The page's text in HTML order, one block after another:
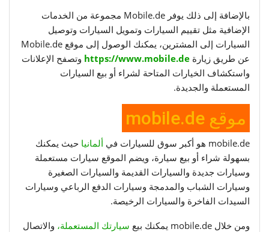
بالإضافة إلى ذلك يوفر Mobile.de مجموعة من الخدمات
الإضافية مثل تقييم السيارات وتمويل السيارات وتوصيل
السيارات إلى المشترين، يمكنك الوصول إلى موقع Mobile.de
عن طريق زيارة https://www.mobile.de وتصفح الإعلانات
واستكشاف الخيارات المتاحة لشراء أو بيع السيارات
المستعملة والجديدة.
موقع mobile.de
mobile.de هو أكبر سوق للسيارات في ألمانيا حيث يمكنك
بسهولة شراء أو بيع سيارة، ويضم الموقع سيارات مستعملة
وسيارات جديدة والسيارات القديمة والسيارات الصغيرة
وسيارات الشباب والمدمجة وسيارات الدفع الرباعي وسيارات
السيدات الفاخرة والسيارات الرخيصة.
ومن خلال mobile.de يمكنك بيع سيارتك المستعملة، والاتصال